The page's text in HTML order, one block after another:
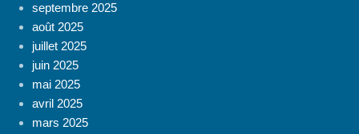
septembre 2025
août 2025
juillet 2025
juin 2025
mai 2025
avril 2025
mars 2025